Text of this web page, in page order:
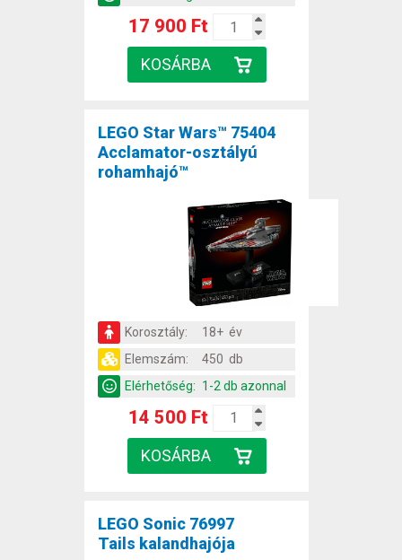
17 900 Ft
LEGO Star Wars™ 75404
Acclamator-osztályú
rohamhajó™
Korosztály:
18+ év
Elemszám:
450 db
Elérhetőség: 1-2 db azonnal
14 500 Ft
LEGO Sonic 76997
Tails kalandhajója